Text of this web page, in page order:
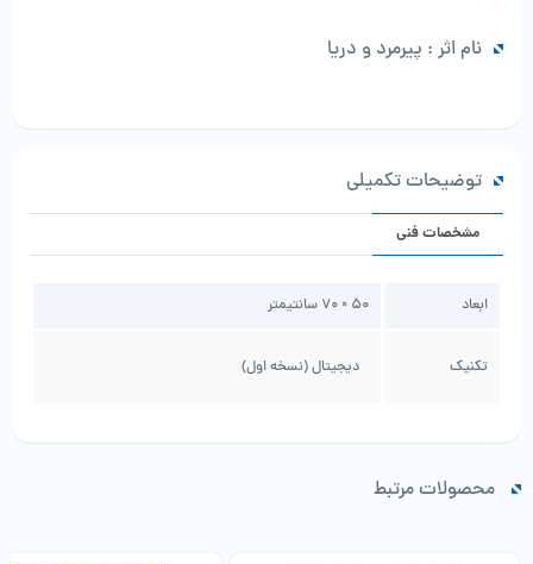
نام اثر : پیرمرد و دریا
توضیحات تکمیلی
مشخصات فنی
ابعاد 50 × 70 سانتیمتر
تکنیک دیجیتال (نسخه اول)
محصولات مرتبط